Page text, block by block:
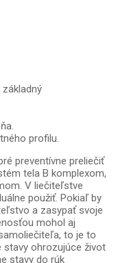
profilu.
preventívne preliečiť
tela B komplexom,
V liečiteľstve
použiť. Pokiaľ by
a zasypať svoje
mohol aj
to je to
stavy ohrozujúce život
stavy do rúk